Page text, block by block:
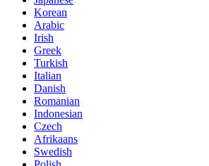
Korean
Arabic
Irish
Greek
Turkish
Italian
Danish
Romanian
Indonesian
Czech
Afrikaans
Swedish